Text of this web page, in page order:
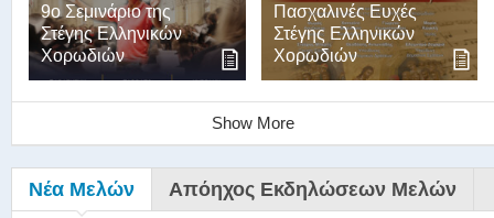
9ο Σεμινάριο της
Στέγης Ελληνικών
Χορωδιών
Πασχαλινές Ευχές
Στέγης Ελληνικών
Χορωδιών
Show More
Νέα Μελών Απόηχος Εκδηλώσεων Μελών